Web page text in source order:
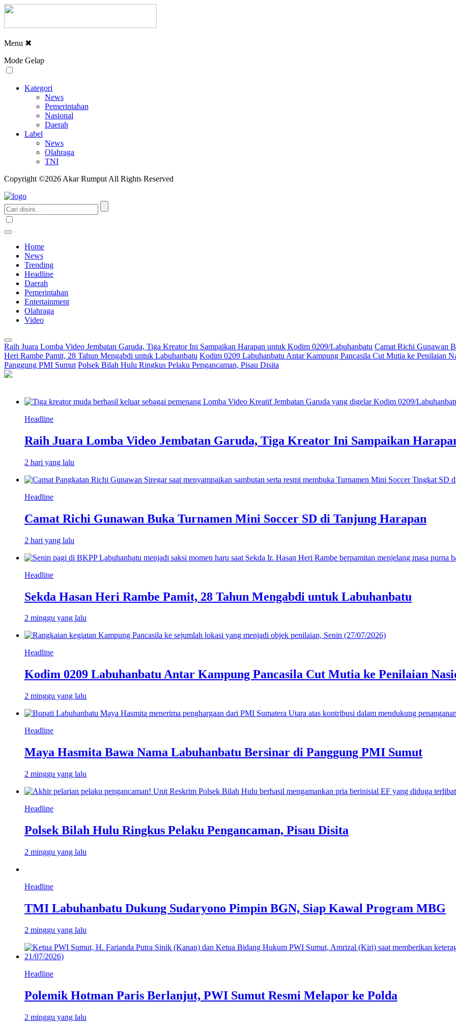
Menu ✖
Mode Gelap
Kategori
News
Pemerintahan
Nasional
Daerah
Label
News
Olahraga
TNI
Copyright ©2026 Akar Rumput All Rights Reserved
Home
News
Trending
Headline
Daerah
Pemerintahan
Entertainment
Olahraga
Video
Raih Juara Lomba Video Jembatan Garuda, Tiga Kreator Ini Sampaikan Harapan untuk Kodim 0209/Labuhanbatu Camat Richi Gunawan
Heri Rambe Pamit, 28 Tahun Mengabdi untuk Labuhanbatu Kodim 0209 Labuhanbatu Antar Kampung Pancasila Cut Mutia ke Penilaian
Panggung PMI Sumut Polsek Bilah Hulu Ringkus Pelaku Pengancaman, Pisau Disita
Headline
Raih Juara Lomba Video Jembatan Garuda, Tiga Kreator Ini Sampaikan
2 hari yang lalu
Headline
Camat Richi Gunawan Buka Turnamen Mini Soccer SD di Tanjung Harapan
2 hari yang lalu
Headline
Sekda Hasan Heri Rambe Pamit, 28 Tahun Mengabdi untuk Labuhanbatu
2 minggu yang lalu
Headline
Kodim 0209 Labuhanbatu Antar Kampung Pancasila Cut Mutia ke Penilaian
2 minggu yang lalu
Headline
Maya Hasmita Bawa Nama Labuhanbatu Bersinar di Panggung PMI Sumut
2 minggu yang lalu
Headline
Polsek Bilah Hulu Ringkus Pelaku Pengancaman, Pisau Disita
2 minggu yang lalu
Headline
TMI Labuhanbatu Dukung Sudaryono Pimpin BGN, Siap Kawal Program MBG
2 minggu yang lalu
Headline
Polemik Hotman Paris Berlanjut, PWI Sumut Resmi Melapor ke Polda
2 minggu yang lalu